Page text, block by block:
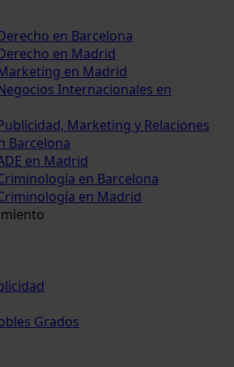
en Barcelona
en Madrid
en Madrid
Internacionales en
Marketing y Relaciones
Barcelona
en Madrid
en Barcelona
en Madrid
Grados